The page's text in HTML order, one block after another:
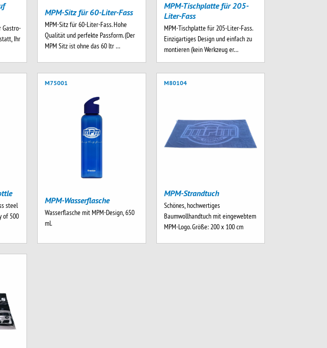
Gastro-
Ihr
MPM-Sitz für 60-Liter-Fass
MPM-Sitz für 60-Liter-Fass. Hohe
Qualität und perfekte Passform. (Der
MPM Sitz ist ohne das 60 ltr …
MPM-Tischplatte für 205-
Liter-Fass
MPM-Tischplatte für 205-Liter-Fass.
Einzigartiges Design und einfach zu
montieren (kein Werkzeug er…
steel
of 500
M75001
MPM-Wasserflasche
Wasserflasche mit MPM-Design, 650
ml.
M80104
MPM-Strandtuch
Schönes, hochwertiges
Baumwollhandtuch mit eingewebtem
MPM-Logo. Größe: 200 x 100 cm